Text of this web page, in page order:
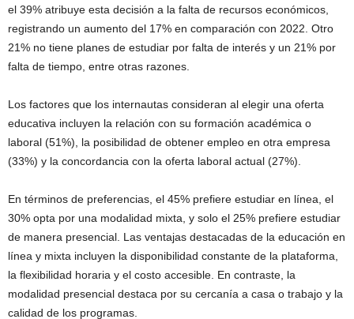
el 39% atribuye esta decisión a la falta de recursos económicos,
registrando un aumento del 17% en comparación con 2022. Otro
21% no tiene planes de estudiar por falta de interés y un 21% por
falta de tiempo, entre otras razones.
Los factores que los internautas consideran al elegir una oferta
educativa incluyen la relación con su formación académica o
laboral (51%), la posibilidad de obtener empleo en otra empresa
(33%) y la concordancia con la oferta laboral actual (27%).
En términos de preferencias, el 45% prefiere estudiar en línea, el
30% opta por una modalidad mixta, y solo el 25% prefiere estudiar
de manera presencial. Las ventajas destacadas de la educación en
línea y mixta incluyen la disponibilidad constante de la plataforma,
la flexibilidad horaria y el costo accesible. En contraste, la
modalidad presencial destaca por su cercanía a casa o trabajo y la
calidad de los programas.